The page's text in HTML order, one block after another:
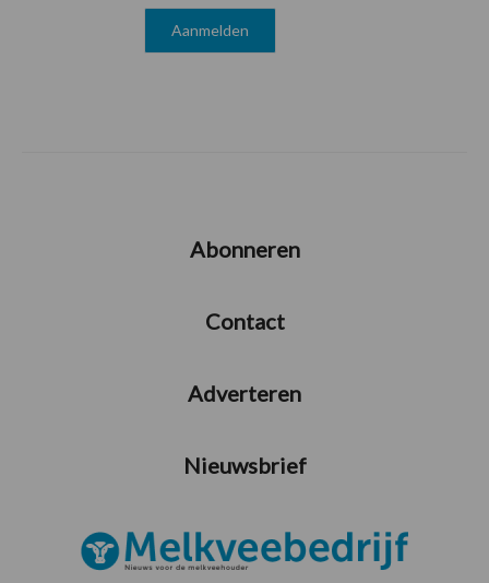
Abonneren
Contact
Adverteren
Nieuwsbrief